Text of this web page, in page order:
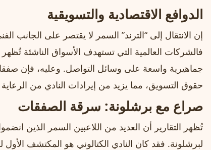
الدوافع الاقتصادية والتسويقية
إن الانتقال إلى “الترند” السمر لا يقتصر على الجانب
فالشركات العالمية التي تستهدف الأسواق الناشئة تُظهر
جماهيرية واسعة على وسائل التواصل. وعليه، فإن
حقوق التسويق، مما يزيد من إيرادات النادي من الرعاية
صراع مع برشلونة: سرقة الصفقات
تُظهر التقارير أن العديد من اللاعبين السمر الذين
لبرشلونة. فقد كان النادي الكتالوني هو المكتشف الأول